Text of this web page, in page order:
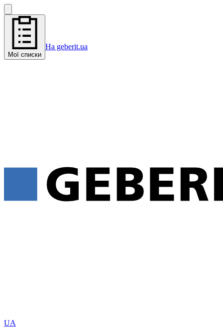
Мої списки
На geberit.ua
UA